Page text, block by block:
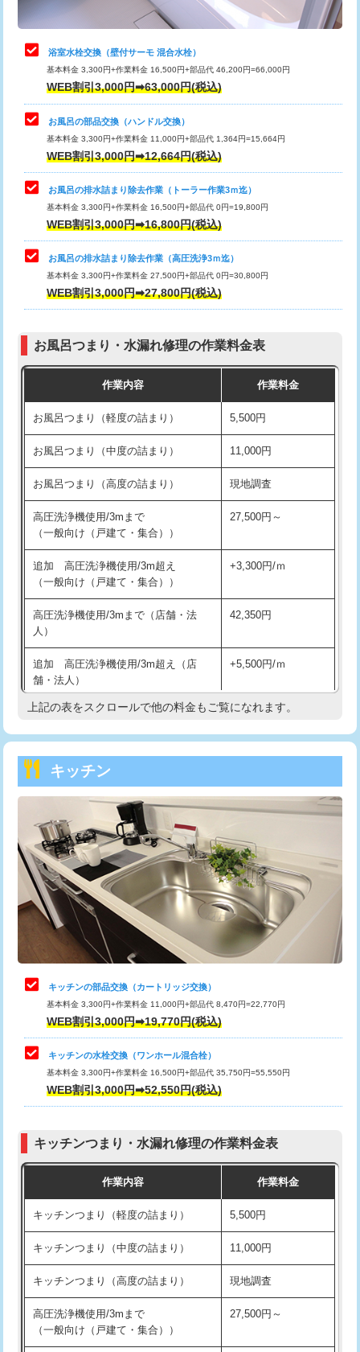
止水・漏水調査・防水処理・清掃・修
理・調整・分解・加工など（中作業）
22,000円
止水・漏水調査・防水処理・清掃・修
理・調整・分解・加工など（重作業）
33,000円
トイレタンク脱着
トイレ便器脱着
タンクレストイレ脱着 33,000円
小便器トイレ脱着
その他部品の脱着 8,800円～
交換・取付（タンク）
交換・取付（普通便座） 11,000円+材料費
交換・取付（温水洗浄便座） 16,500円+材料費
交換・取付(単水栓（壁付・デッキ
式）)
13,200円+材料費
交換・取付(混合水栓（壁付・デッキ
式・ワンホール）)
16,500円+材料費
交換・取付(排水栓・排水トラップ
（P/S/ポップアップ））
22,000円+材料費
交換・取付（その他部品） 11,000円+材料費
持込商品取付（単水栓） 13,200円
持込商品取付（混合水栓）
持込商品取付（浄水器・分岐水栓） 16,500円
持込商品取付（温水洗浄便座） 22,000円
持込商品取付（普通便座⇔温水洗浄便
22,000円
給水管工事※（ホール加工)
給水管工事※（バンド止め) 3,300円
給水管工事※（支持金具設置) 5,500円
給水管工事※（保温材使用（バンド止
め込み）)
5,500円
給水管工事※（土の掘削・埋め戻し作
11,000円
給水管工事※（塩ビ管（VP・HI）使
用/3ｍまで)
給水管工事※（塩ビ管（VP・HI）使
用（追加）/3ｍ超え)
給水管工事※（ライニング鋼管・銅
管・ポリ管・HT管使用/3ｍまで)
44,000円
管・ポリ管・HT管使用/3ｍ超え)
排水管工事（土の掘削・埋め戻し作
11,000円~
排水管工事（排水管工事/3ｍまで） 55,000円
排水管工事（追加 排水管工事/3ｍ超
+11,000円
マス交換（土の掘削・埋め戻し作業）
マス交換（深さ50㎝未満）
浴室水栓交換（壁付サーモ 混合水栓）
基本料金 3,300円+作業料金 16,500円+部品代 46,200円=66,000円
WEB割引3,000円➡63,000円(税込)
お風呂の部品交換（ハンドル交換）
基本料金 3,300円+作業料金 11,000円+部品代 1,364円=15,664円
WEB割引3,000円➡12,664円(税込)
お風呂の排水詰まり除去作業（トーラー作業3ｍ迄）
基本料金 3,300円+作業料金 16,500円+部品代 0円=19,800円
WEB割引3,000円➡16,800円(税込)
お風呂の排水詰まり除去作業（高圧洗浄3ｍ迄）
基本料金 3,300円+作業料金 27,500円+部品代 0円=30,800円
WEB割引3,000円➡27,800円(税込)
お風呂つまり・水漏れ修理の作業料金表
作業内容 作業料金
お風呂つまり（軽度の詰まり） 5,500円
お風呂つまり（中度の詰まり） 11,000円
お風呂つまり（高度の詰まり） 現地調査
高圧洗浄機使用/3mまで
（一般向け（戸建て・集合））
27,500円～
追加 高圧洗浄機使用/3m超え
（一般向け（戸建て・集合））
+3,300円/ｍ
高圧洗浄機使用/3mまで（店舗・法
人）
42,350円
追加 高圧洗浄機使用/3m超え（店
舗・法人）
+5,500円/ｍ
高度高圧洗浄換 現地調査
トーラー機使用/3mまで
追加トーラー機使用/3m超え +3,300円
カメラ調査 33,000円
桝清掃 8,800円
止水・漏水調査・防水処理・清掃・修
理・調整・分解・加工など（軽作業）
11,000円
止水・漏水調査・防水処理・清掃・修
理・調整・分解・加工など（中作業）
22,000円
止水・漏水調査・防水処理・清掃・修
理・調整・分解・加工など（重作業）
33,000円
お風呂タンク脱着
その他部品の脱着
式・ワンホール）)
交換・取付(排水栓・排水トラップ
22,000円+材料費
持込商品取付（単水栓）
上記の表をスクロールで他の料金もご覧になれます。
キッチン
キッチンの部品交換（カートリッジ交換）
基本料金 3,300円+作業料金 11,000円+部品代 8,470円=22,770円
WEB割引3,000円➡19,770円(税込)
キッチンの水栓交換（ワンホール混合栓）
基本料金 3,300円+作業料金 16,500円+部品代 35,750円=55,550円
WEB割引3,000円➡52,550円(税込)
キッチンつまり・水漏れ修理の作業料金表
作業内容 作業料金
キッチンつまり（軽度の詰まり） 5,500円
キッチンつまり（中度の詰まり） 11,000円
キッチンつまり（高度の詰まり） 現地調査
高圧洗浄機使用/3mまで
（一般向け（戸建て・集合））
27,500円～